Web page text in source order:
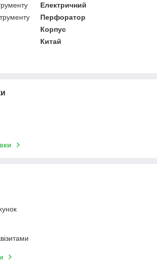
Електричний
Перфоратор
Корпус
Китай